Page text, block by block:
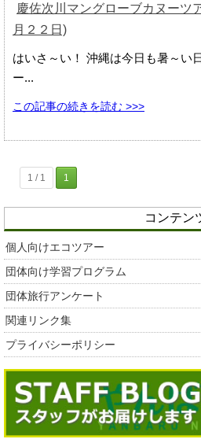
慶佐次川マングローブカヌーツ
月２２日)
はいさ～い！ 沖縄は今日も暑～い
ー...
この記事の続きを読む >>>
1 / 1 1
コンテン
個人向けエコツアー
団体向け学習プログラム
団体旅行アンケート
関連リンク集
プライバシーポリシー